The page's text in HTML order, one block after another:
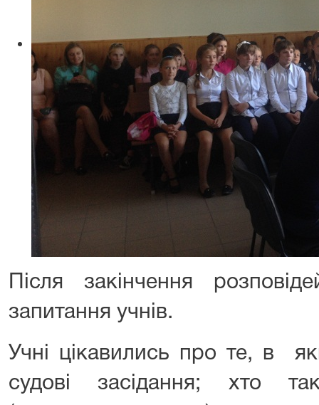
Після закінчення
запитання учнів.
Учні цікавились про те, в
судові засідання; хто